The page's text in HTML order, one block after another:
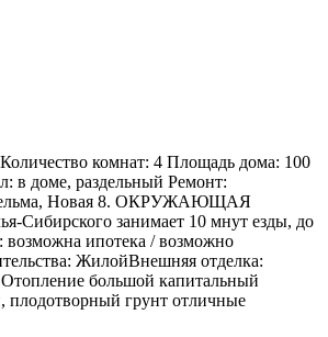
комнат: 4 Площадь дома: 100
в доме, раздельный Ремонт:
Тельма, Новая 8. ОКРУЖАЮЩАЯ
Сибирского занимает 10 мнут езды, до
ипотека / возможно
ЖилойВнешняя отделка:
большой капитальный
плодотворный грунт отличные